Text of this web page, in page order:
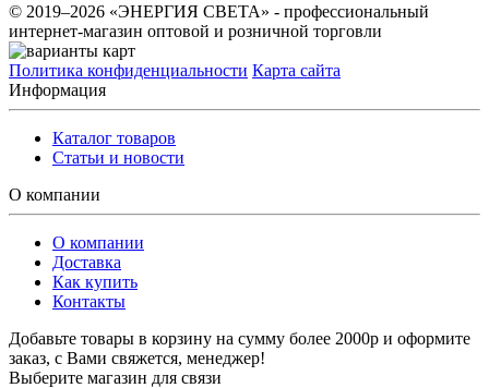
© 2019–2026 «ЭНЕРГИЯ СВЕТА» - профессиональный
интернет-магазин оптовой и розничной торговли
Политика конфиденциальности Карта сайта
Информация
Каталог товаров
Статьи и новости
О компании
О компании
Доставка
Как купить
Контакты
Добавьте товары в корзину на сумму более 2000р и оформите
заказ, с Вами свяжется, менеджер!
Выберите магазин для связи